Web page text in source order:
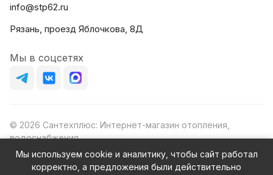
info@stp62.ru
Рязань, проезд Яблочкова, 8Д
Мы в соцсетях
© 2026 Сантехплюс: Интернет-магазин отопления,
водоснабжения
Юридический адрес: 390023, г. Рязань, проезд Яблочкова,
Мы используем cookie и аналитику, чтобы сайт работал
корректно, а предложения были действительно